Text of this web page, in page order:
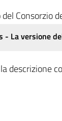
Consorzio
- La versione
descrizione